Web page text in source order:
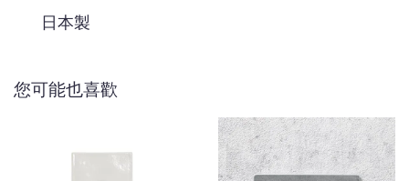
日本製
您可能也喜歡